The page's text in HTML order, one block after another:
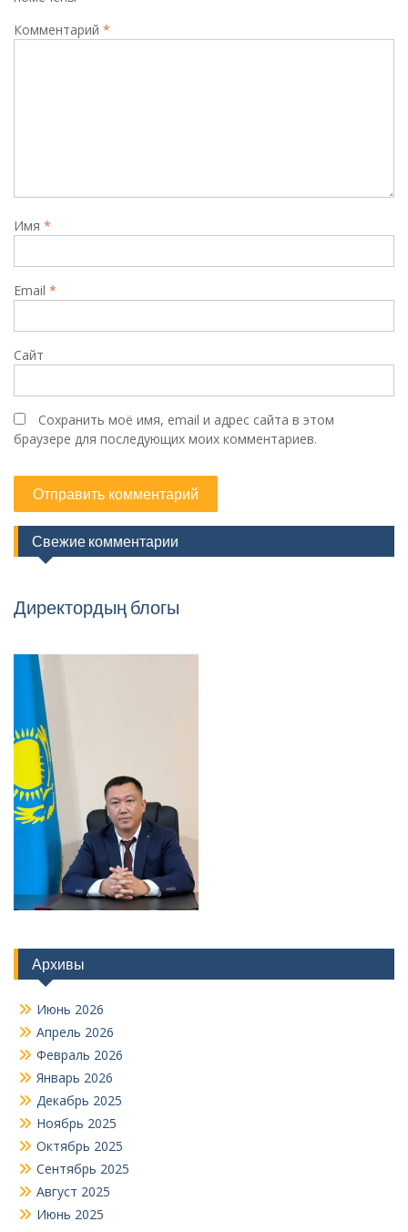
Комментарий *
Имя *
Email *
Сайт
Сохранить моё имя, email и адрес сайта в этом
браузере для последующих моих комментариев.
Свежие комментарии
Директордың блогы
Архивы
Июнь 2026
Апрель 2026
Февраль 2026
Январь 2026
Декабрь 2025
Ноябрь 2025
Октябрь 2025
Сентябрь 2025
Август 2025
Июнь 2025